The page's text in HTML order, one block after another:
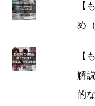
【
め
【
解
的